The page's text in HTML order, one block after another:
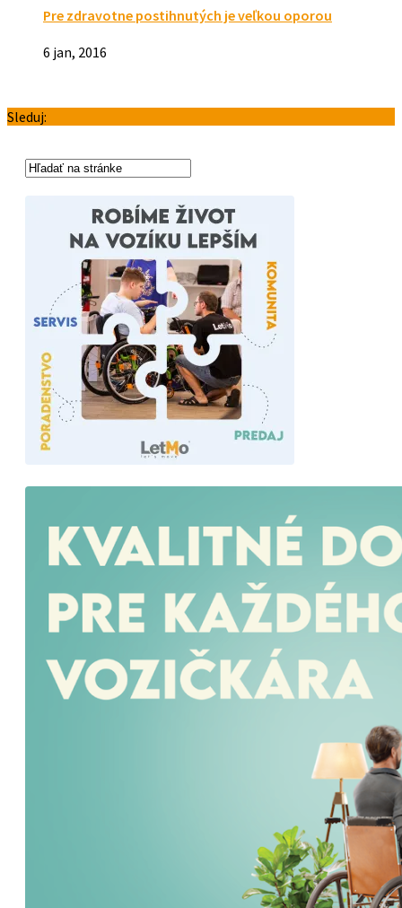
Pre zdravotne postihnutých je veľkou oporou
6 jan, 2016
Sleduj: